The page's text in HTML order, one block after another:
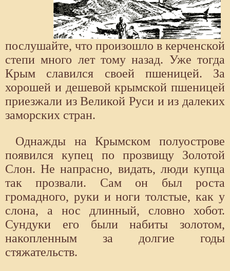
послушайте, что произошло в керченской
степи много лет тому назад. Уже тогда
Крым славился своей пшеницей. За
хорошей и дешевой крымской пшеницей
приезжали из Великой Руси и из далеких
заморских стран.
Однажды на Крымском полуострове
появился купец по прозвищу Золотой
Слон. Не напрасно, видать, люди купца
так прозвали. Сам он был роста
громадного, руки и ноги толстые, как у
слона, а нос длинный, словно хобот.
Сундуки его были набиты золотом,
накопленным за долгие годы
стяжательств.